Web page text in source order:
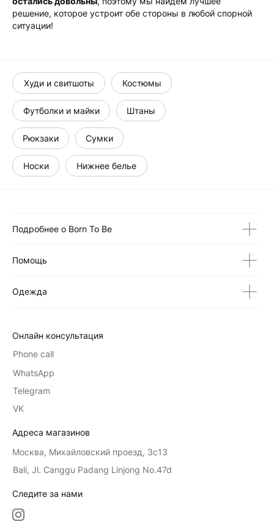
решение, которое устроит обе стороны в любой спорной
ситуации!
Худи и свитшоты
Футболки и майки Штаны
Костюмы
Рюкзаки Сумки
Носки Нижнее белье
Подробнее о Born To Be
Помощь
Одежда
Онлайн консультация
Адреса магазинов
Следите за нами
WhatsApp
Telegram
Москва, Михайловский проезд, 3с13
Bali, Jl. Canggu Padang Linjong No.47d
VK
Phone call